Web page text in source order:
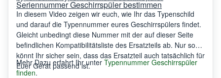
Seriennummer Geschirrspüler bestimmen
In diesem Video zeigen wir euch, wie Ihr das Typenschild
und darauf die Typennummer eures Geschirrspülers findet.
Gleicht unbedingt diese Nummer mit der auf dieser Seite
befindlichen Kompatibilitätsliste des Ersatzteils ab. Nur so
könnt Ihr sicher sein, dass das Ersatzteil auch tatsächlich für
Euer Gerät passend ist.
Mehr Dazu erfahrt Ihr unter Typennummer Geschirrspüler
finden.